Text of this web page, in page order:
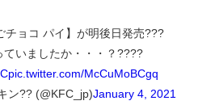
チョコ パイ】が明後日発売???
いましたか・・・？????
pic.twitter.com/McCuMoBCgq
ン?? (@KFC_jp)January 4, 2021